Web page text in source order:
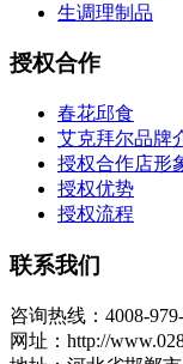
生调理制品
授权合作
春花邱食
艾克拜尔品牌
授权合作店形
授权优势
授权流程
联系我们
咨询热线：4008-
网址：http://